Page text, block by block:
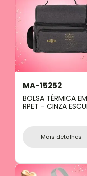
MA-15252
BOLSA TÉRMICA EM
RPET - CINZA ESCURO
Mais detalhes